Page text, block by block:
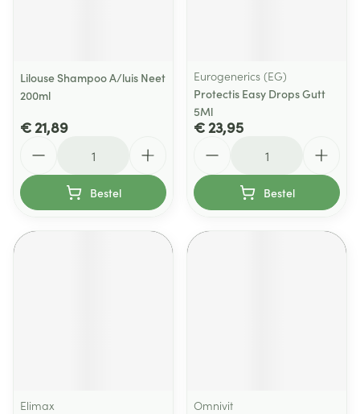
Lilouse Shampoo A/luis Neet
200ml
€ 21,89
Bestel
Eurogenerics (EG)
Protectis Easy Drops Gutt
5Ml
€ 23,95
Bestel
Elimax
Omnivit